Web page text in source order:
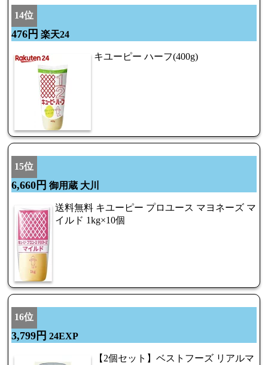
14位
476円 楽天24
キユーピー ハーフ(400g)
15位
6,660円 御用蔵 大川
送料無料 キユーピー プロユース マヨネーズ マ
イルド 1kg×10個
16位
3,799円 24EXP
【2個セット】ベストフーズ リアルマ